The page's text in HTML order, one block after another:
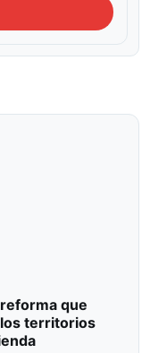
que
territorios